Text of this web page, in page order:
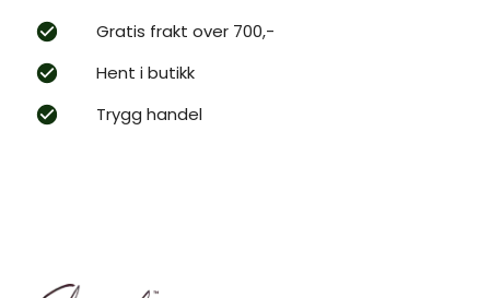
Gratis frakt over 700,-
Hent i butikk
Trygg handel